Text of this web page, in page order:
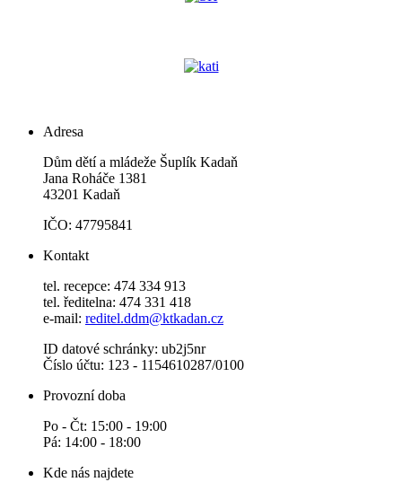
Adresa
Dům dětí a mládeže Šuplík Kadaň
Jana Roháče 1381
43201 Kadaň
IČO: 47795841
Kontakt
tel. recepce: 474 334 913
tel. ředitelna: 474 331 418
e-mail: reditel.ddm@ktkadan.cz
ID datové schránky: ub2j5nr
Číslo účtu: 123 - 1154610287/0100
Provozní doba
Po - Čt: 15:00 - 19:00
Pá: 14:00 - 18:00
Kde nás najdete